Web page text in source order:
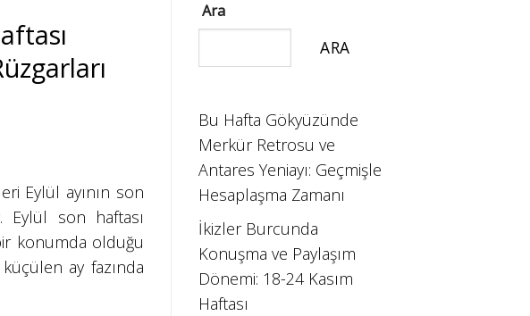
Eylül ayının son
Eylül son haftası
konumda olduğu
ay fazında
Ara
ARA
Bu Hafta Gökyüzünde
Merkür Retrosu ve
Antares Yeniayı: Geçmişle
Hesaplaşma Zamanı
İkizler Burcunda
Konuşma ve Paylaşım
Dönemi: 18-24 Kasım
Haftası